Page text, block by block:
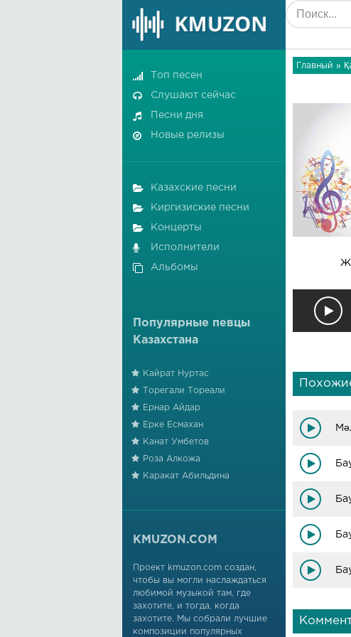
Главный »
Топ песен
Слушают сейчас
Песни дня
Новые релизы
Казахские песни
Киргизиские песни
Концерты
Исполнители
Альбомы
Популярные певцы
Казахстана
Кайрат Нуртас
Торегали Тореали
Ернар Айдар
Ерке Есмахан
Канат Умбетов
Роза Алкожа
Каракат Абильдина
KMUZON.COM
Проект kmuzon.com создан,
чтобы вы могли наслаждаться
любимой музыкой там, где
захотите, и тогда, когда
захотите. Мы собрали лучшие
композиции популярных